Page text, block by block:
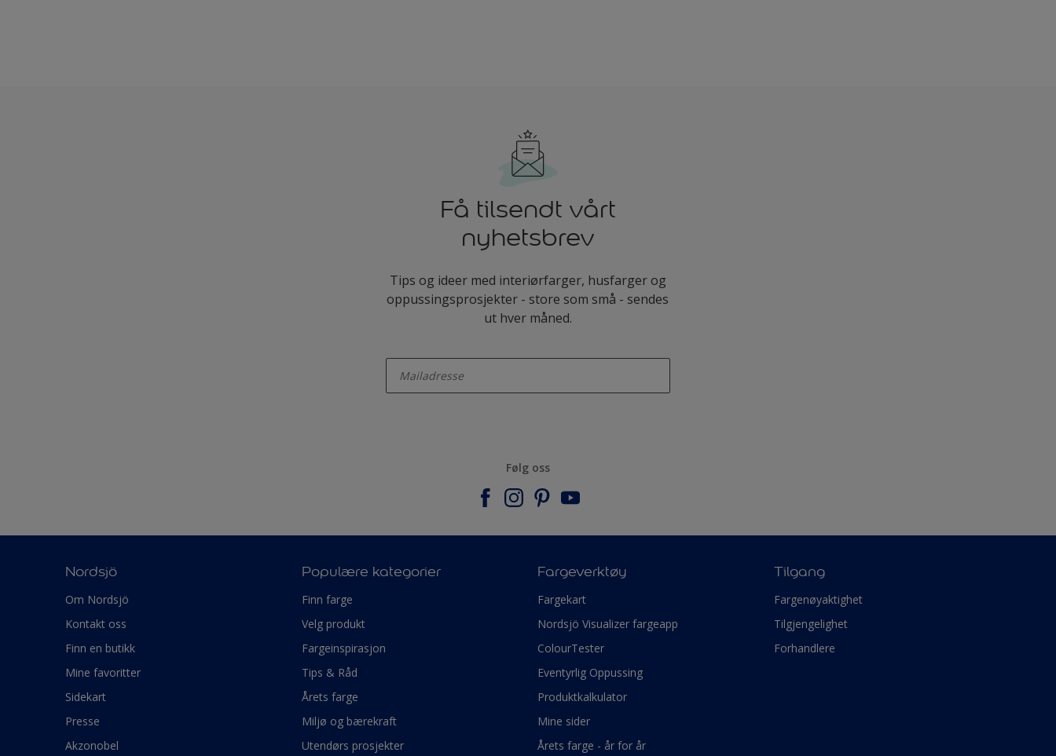
Få tilsendt vårt
nyhetsbrev
Tips og ideer med interiørfarger, husfarger og
oppussingsprosjekter - store som små - sendes
ut hver måned.
Følg oss
Nordsjö
Om Nordsjö
Kontakt oss
Finn en butikk
Mine favoritter
Sidekart
Presse
Akzonobel
Populære kategorier
Finn farge
Velg produkt
Fargeinspirasjon
Tips & Råd
Årets farge
Miljø og bærekraft
Utendørs prosjekter
Fargeverktøy
Fargekart
Nordsjö Visualizer fargeapp
ColourTester
Eventyrlig Oppussing
Produktkalkulator
Mine sider
Årets farge - år for år
Tilgang
Fargenøyaktighet
Tilgjengelighet
Forhandlere